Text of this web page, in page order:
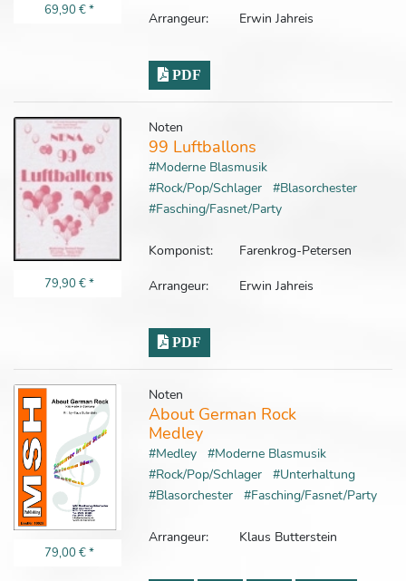
69,90 €*
Arrangeur:
Erwin Jahreis
PDF
79,90 €*
Noten
99 Luftballons
#Moderne Blasmusik
#Rock/Pop/Schlager
#Blasorchester
#Fasching/Fasnet/Party
Komponist:
Farenkrog-Petersen
Arrangeur:
Erwin Jahreis
PDF
79,00 €*
Noten
About German Rock
Medley
#Medley
#Moderne Blasmusik
#Rock/Pop/Schlager
#Unterhaltung
#Blasorchester
#Fasching/Fasnet/Party
Arrangeur: Klaus Butterstein